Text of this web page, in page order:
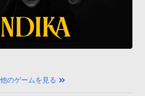
他のゲームを見る